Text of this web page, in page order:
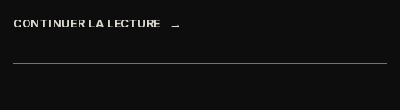
CONTINUER LA LECTURE